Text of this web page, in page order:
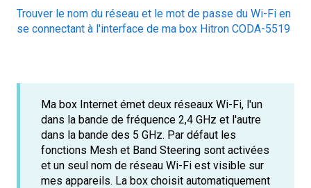
Trouver le nom du réseau et le mot de passe du Wi-Fi en
se connectant à l'interface de ma box Hitron CODA-5519
Ma box Internet émet deux réseaux Wi-Fi, l'un
dans la bande de fréquence 2,4 GHz et l'autre
dans la bande des 5 GHz. Par défaut les
fonctions Mesh et Band Steering sont activées
et un seul nom de réseau Wi-Fi est visible sur
mes appareils. La box choisit automatiquement